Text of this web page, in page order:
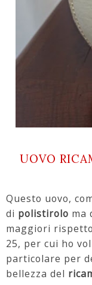
UOVO
Questo uovo,
di polistirolo ma
maggiori
25, per cui ho
particolare per
bellezza del